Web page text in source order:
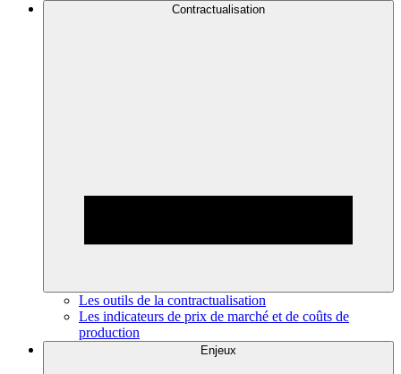
Contractualisation
Les outils de la contractualisation
Les indicateurs de prix de marché et de coûts de
production
Enjeux